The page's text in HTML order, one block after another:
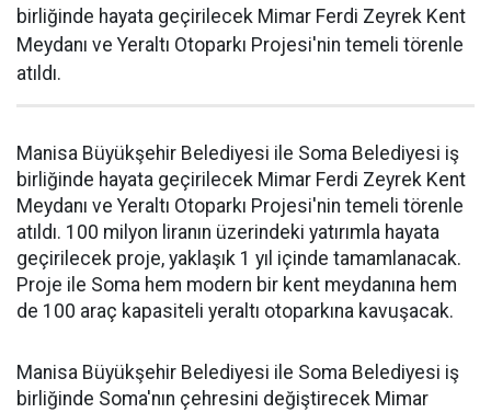
birliğinde hayata geçirilecek Mimar Ferdi Zeyrek Kent
Meydanı ve Yeraltı Otoparkı Projesi'nin temeli törenle
atıldı.
Manisa Büyükşehir Belediyesi ile Soma Belediyesi iş
birliğinde hayata geçirilecek Mimar Ferdi Zeyrek Kent
Meydanı ve Yeraltı Otoparkı Projesi'nin temeli törenle
atıldı. 100 milyon liranın üzerindeki yatırımla hayata
geçirilecek proje, yaklaşık 1 yıl içinde tamamlanacak.
Proje ile Soma hem modern bir kent meydanına hem
de 100 araç kapasiteli yeraltı otoparkına kavuşacak.
Manisa Büyükşehir Belediyesi ile Soma Belediyesi iş
birliğinde Soma'nın çehresini değiştirecek Mimar